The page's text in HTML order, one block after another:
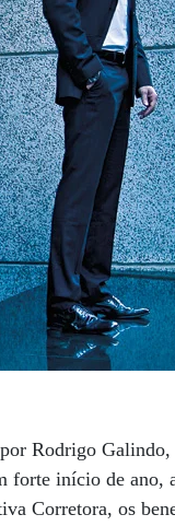
Rodrigo
forte início de ano,
Corretora, os